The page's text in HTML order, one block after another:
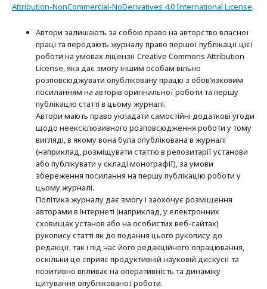
Attribution-NonCommercial-NoDerivatives 4.0 International License.
Автори залишають за собою право на авторство власної
праці та передають журналу право першої публікації цієї
роботи на умовах ліцензії Creative Commons Attribution
License, яка дає змогу іншим особам вільно
розповсюджувати опубліковану працю з обов’язковим
посиланням на авторів оригінальної роботи та першу
публікацію статті в цьому журналі.
Автори мають право укладати самостійні додаткові угоди
щодо неексклюзивного розповсюдження роботи у тому
вигляді, в якому вона була опублікована в журналі
(наприклад, розміщувати статтю в репозитарії установи
або публікувати у складі монографії), за умови
збереження посилання на першу публікацію роботи у
цьому журналі.
Політика журналу дає змогу і заохочує розміщення
авторами в Інтернеті (наприклад, у електронних
сховищах установ або на особистих веб-сайтах)
рукопису статті як до подання цього рукопису до
редакції, так і під час його редакційного опрацювання,
оскільки це сприяє продуктивній науковій дискусії та
позитивно впливає на оперативність та динаміку
цитування опублікованої роботи.